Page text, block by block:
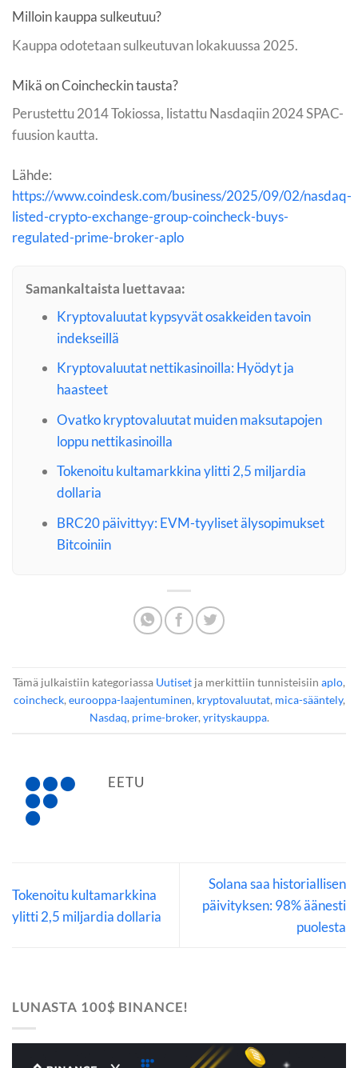
Milloin kauppa sulkeutuu?
Kauppa odotetaan sulkeutuvan lokakuussa 2025.
Mikä on Coincheckin tausta?
Perustettu 2014 Tokiossa, listattu Nasdaqiin 2024 SPAC-
fuusion kautta.
Lähde:
https://www.coindesk.com/business/2025/09/02/nasdaq-
listed-crypto-exchange-group-coincheck-buys-
regulated-prime-broker-aplo
Samankaltaista luettavaa:
Kryptovaluutat kypsyvät osakkeiden tavoin
indekseillä
Kryptovaluutat nettikasinoilla: Hyödyt ja
haasteet
Ovatko kryptovaluutat muiden maksutapojen
loppu nettikasinoilla
Tokenoitu kultamarkkina ylitti 2,5 miljardia
dollaria
BRC20 päivittyy: EVM-tyyliset älysopimukset
Bitcoiniin
Tämä julkaistiin kategoriassa Uutiset ja merkittiin tunnisteisiin aplo,
coincheck, eurooppa-laajentuminen, kryptovaluutat, mica-sääntely,
Nasdaq, prime-broker, yrityskauppa.
EETU
Tokenoitu kultamarkkina
ylitti 2,5 miljardia dollaria
Solana saa historiallisen
päivityksen: 98% äänesti
puolesta
LUNASTA 100$ BINANCE!